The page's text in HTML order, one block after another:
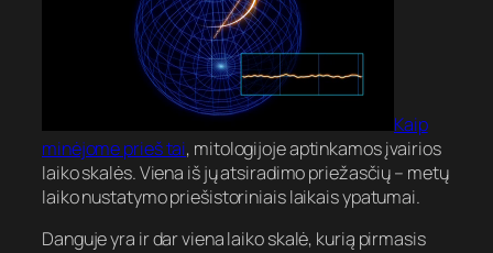
Kaip
minėjome prieš tai, mitologijoje aptinkamos įvairios
laiko skalės. Viena iš jų atsiradimo priežasčių – metų
laiko nustatymo priešistoriniais laikais ypatumai.
Danguje yra ir dar viena laiko skalė, kurią pirmasis